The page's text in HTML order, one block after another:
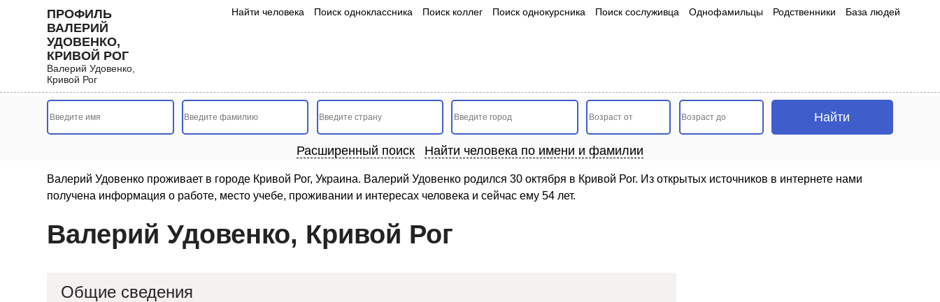
ПРОФИЛЬ
ВАЛЕРИЙ
УДОВЕНКО,
КРИВОЙ РОГ
Валерий Удовенко,
Кривой Рог
Найти человека Поиск одноклассника Поиск коллег Поиск однокурсника Поиск сослуживца Однофамильцы Родственники База людей
Расширенный поиск Найти человека по имени и фамилии
Валерий Удовенко проживает в городе Кривой Рог, Украина. Валерий Удовенко родился 30 октября в Кривой Рог. Из открытых источников в интернете нами
получена информация о работе, место учебе, проживании и интересах человека и сейчас ему 54 лет.
Валерий Удовенко, Кривой Рог
Общие сведения